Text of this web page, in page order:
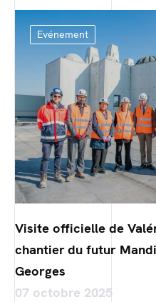
Evénement
Visite officielle de
chantier du futur
Georges
07 octobre 2025